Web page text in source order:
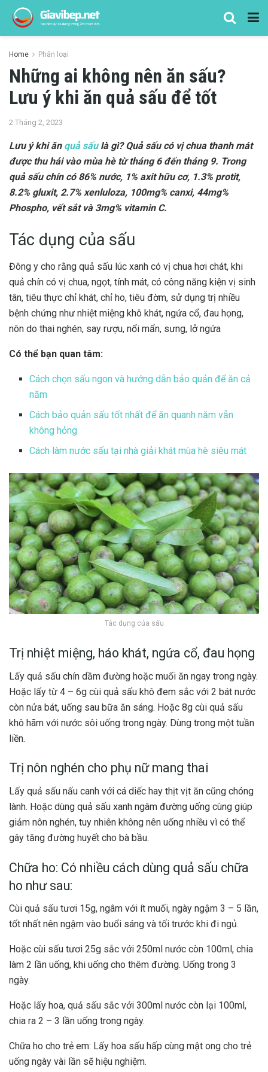
Home Phân loại
Những ai không nên ăn sấu?
Lưu ý khi ăn quả sấu để tốt
2 Tháng 2, 2023
Lưu ý khi ăn quả sấulà gì? Quả sấu có vị chua thanh mát
được thu hái vào mùa hè từ tháng 6 đến tháng 9. Trong
quả sấu chín có 86% nước, 1% axit hữu cơ, 1.3% protit,
8.2% gluxit, 2.7% xenluloza, 100mg% canxi, 44mg%
Phospho, vết sắt và 3mg% vitamin C.
Tác dụng của sấu
Đông y cho rằng quả sấu lúc xanh có vị chua hơi chát, khi
quả chín có vị chua, ngọt, tính mát, có công năng kiện vị sinh
tân, tiêu thực chỉ khát, chỉ ho, tiêu đờm, sử dụng trị nhiều
bệnh chứng như nhiệt miệng khô khát, ngứa cổ, đau họng,
nôn do thai nghén, say rượu, nổi mẩn, sưng, lở ngứa
Có thể bạn quan tâm:
Cách chọn sấu ngon và hướng dẫn bảo quản để ăn cả
năm
Cách bảo quản sấu tốt nhất để ăn quanh năm vẫn
không hỏng
Cách làm nước sấu tại nhà giải khát mùa hè siêu mát
Tác dụng của sấu
Trị nhiệt miệng, háo khát, ngứa cổ, đau họng
Lấy quả sấu chín dầm đường hoặc muối ăn ngay trong ngày.
Hoặc lấy từ 4 – 6g cùi quả sấu khô đem sắc với 2 bát nước
còn nửa bát, uống sau bữa ăn sáng. Hoặc 8g cùi quả sấu
khô hãm với nước sôi uống trong ngày. Dùng trong một tuần
liền.
Trị nôn nghén cho phụ nữ mang thai
Lấy quả sấu nấu canh với cá diếc hay thịt vịt ăn cũng chóng
lành. Hoặc dùng quả sấu xanh ngâm đường uống cùng giúp
giảm nôn nghén, tuy nhiên không nên uống nhiều vì có thể
gây tăng đường huyết cho bà bầu.
Chữa ho: Có nhiều cách dùng quả sấu chữa
ho như sau:
Cùi quả sấu tươi 15g, ngâm với ít muối, ngày ngậm 3 – 5 lần,
tốt nhất nên ngậm vào buổi sáng và tối trước khi đi ngủ.
Hoặc cùi sấu tươi 25g sắc với 250ml nước còn 100ml, chia
làm 2 lần uống, khi uống cho thêm đường. Uống trong 3
ngày.
Hoặc lấy hoa, quả sấu sắc với 300ml nước còn lại 100ml,
chia ra 2 – 3 lần uống trong ngày.
Chữa ho cho trẻ em: Lấy hoa sấu hấp cùng mật ong cho trẻ
uống ngày vài lần sẽ hiệu nghiệm.